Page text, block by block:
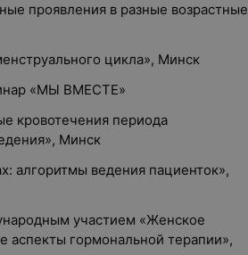
проявления в разные возрастные
цикла», Минск
«МЫ ВМЕСТЕ»
кровотечения периода
Минск
алгоритмы ведения пациенток»,
участием «Женское
аспекты гормональной терапии»,